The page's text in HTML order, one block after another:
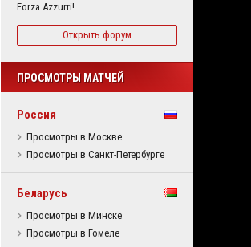
Forza Azzurri!
Открыть форум
ПРОСМОТРЫ МАТЧЕЙ
Россия
Просмотры в Москве
Просмотры в Санкт-Петербурге
Беларусь
Просмотры в Минске
Просмотры в Гомеле